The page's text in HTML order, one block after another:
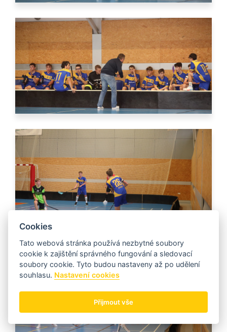
Cookies
Tato webová stránka používá nezbytné soubory
cookie k zajištění správného fungování a sledovací
soubory cookie. Tyto budou nastaveny až po udělení
souhlasu. Nastavení cookies
Přijmout vše